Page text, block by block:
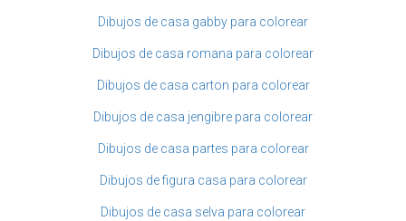
Dibujos de casa gabby para colorear
Dibujos de casa romana para colorear
Dibujos de casa carton para colorear
Dibujos de casa jengibre para colorear
Dibujos de casa partes para colorear
Dibujos de figura casa para colorear
Dibujos de casa selva para colorear